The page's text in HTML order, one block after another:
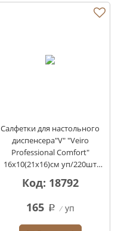
Салфетки для настольного
диспенсера"V" "Veiro
Professional Comfort"
16х10(21х16)см уп/220шт
Код: 18792
165 q уп